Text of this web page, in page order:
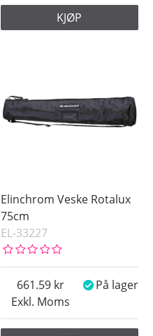
KJØP
Elinchrom Veske Rotalux
75cm
EL-33227
Exkl. Moms
661.59 På lager